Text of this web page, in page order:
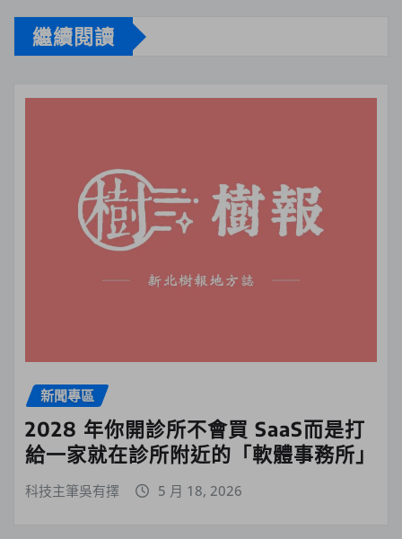
繼續閱讀
新聞專區
2028 年你開診所不會買 SaaS而是打
給一家就在診所附近的「軟體事務所」
科技主筆吳有擇 5 月 18, 2026